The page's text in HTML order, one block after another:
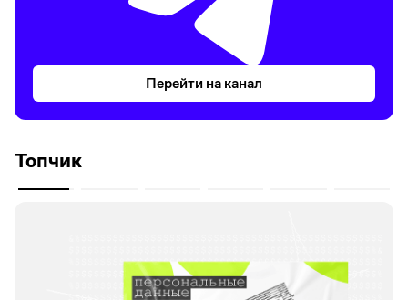
Перейти на канал
Топчик